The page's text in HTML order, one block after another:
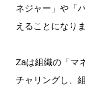
ネジャー」や「
えることになりま
Zaは組織の「マ
チャリングし、